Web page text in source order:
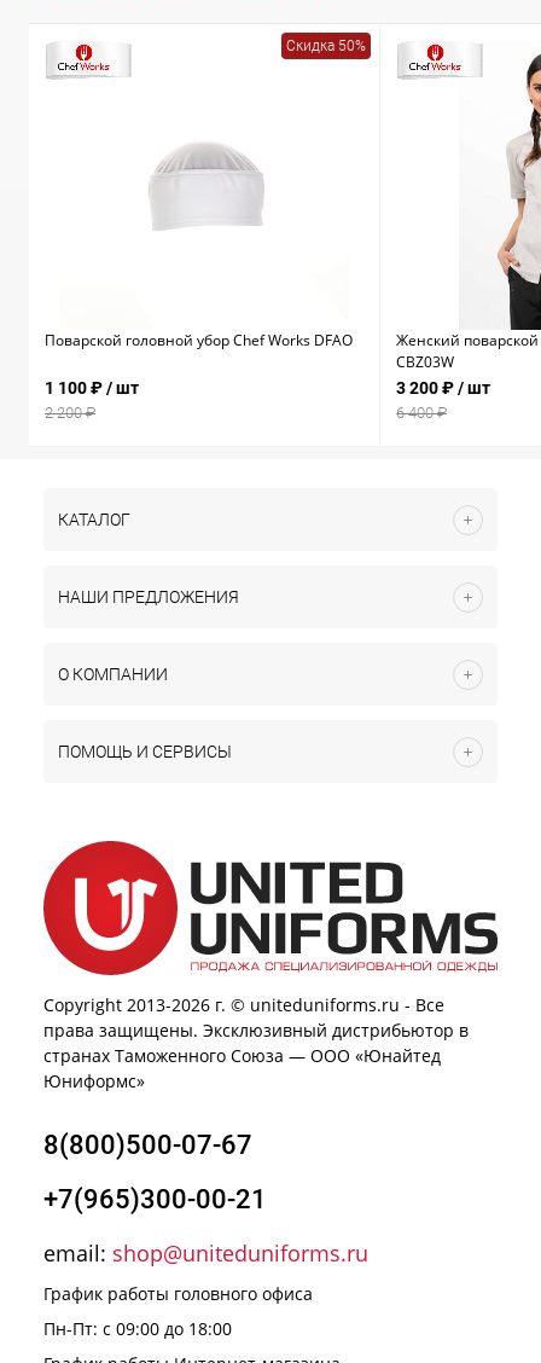
Скидка 50%
Поварской головной убор Chef Works DFAO
1 100 ₽/ шт
2 200 ₽
Женский
CBZ03W
3 200 ₽/ шт
6 400 ₽
КАТАЛОГ
НАШИ ПРЕДЛОЖЕНИЯ
О КОМПАНИИ
ПОМОЩЬ И СЕРВИСЫ
Copyright 2013-2026 г. © uniteduniforms.ru - Все
права защищены. Эксклюзивный дистрибьютор в
странах Таможенного Союза — ООО «Юнайтед
Юниформс»
8(800)500-07-67
+7(965)300-00-21
email: shop@uniteduniforms.ru
График работы головного офиса
Пн-Пт: с 09:00 до 18:00